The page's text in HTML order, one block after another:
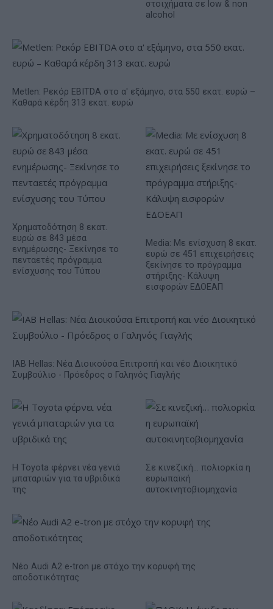
στοιχήματα σε low & non
alcohol
Metlen: Ρεκόρ EBITDA στο α' εξάμηνο, στα 550 εκατ. ευρώ –
Καθαρά κέρδη 313 εκατ. ευρώ
Χρηματοδότηση 8 εκατ.
ευρώ σε 843 μέσα
ενημέρωσης- Ξεκίνησε το
πενταετές πρόγραμμα
ενίσχυσης του Τύπου
Media: Με ενίσχυση 8 εκατ.
ευρώ σε 451 επιχειρήσεις
ξεκίνησε το πρόγραμμα
στήριξης- Κάλυψη
εισφορών ΕΔΟΕΑΠ
IAB Hellas: Νέα Διοικούσα Επιτροπή και νέο Διοικητικό
Συμβούλιο - Πρόεδρος ο Γαληνός Γιαγλής
Η Toyota φέρνει νέα γενιά
μπαταριών για τα υβριδικά
της
Σε κινεζική… πολιορκία η
ευρωπαϊκή
αυτοκινητοβιομηχανία
Νέο Audi A2 e-tron με στόχο την κορυφή της
αποδοτικότητας